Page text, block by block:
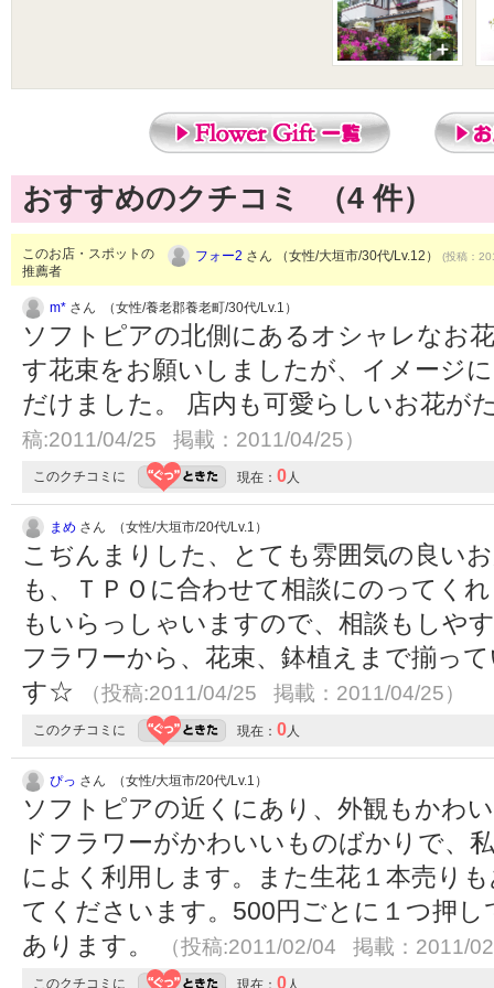
おすすめのクチコミ （4 件）
このお店・スポットの
推薦者
フォー2 さん （女性/大垣市/30代/Lv.12） (投稿：
m* さん （女性/養老郡養老町/30代/Lv.1）
ソフトピアの北側にあるオシャレなお
す花束をお願いしましたが、イメージ
だけました。 店内も可愛らしいお花
稿:2011/04/25 掲載：2011/04/25）
このクチコミに 現在： 0人
まめ さん （女性/大垣市/20代/Lv.1）
こぢんまりした、とても雰囲気の良い
も、ＴＰＯに合わせて相談にのってく
もいらっしゃいますので、相談もしや
フラワーから、花束、鉢植えまで揃っ
す☆
（投稿:2011/04/25 掲載：2011/04/25）
このクチコミに 現在： 0人
ぴっ さん （女性/大垣市/20代/Lv.1）
ソフトピアの近くにあり、外観もかわ
ドフラワーがかわいいものばかりで、
によく利用します。また生花１本売り
てくださいます。500円ごとに１つ押
あります。
（投稿:2011/02/04 掲載：2011/
このクチコミに 現在： 0 人